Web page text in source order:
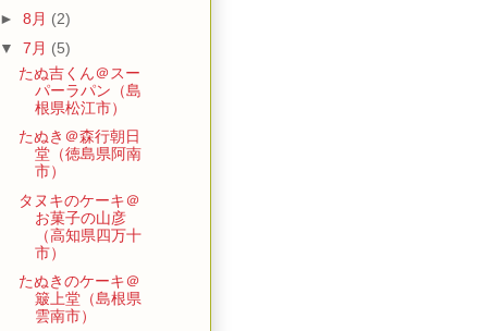
► 8月 (2)
▼ 7月 (5)
たぬ吉くん＠スー
パーラパン（島
根県松江市）
たぬき＠森行朝日
堂（徳島県阿南
市）
タヌキのケーキ＠
お菓子の山彦
（高知県四万十
市）
たぬきのケーキ＠
簸上堂（島根県
雲南市）